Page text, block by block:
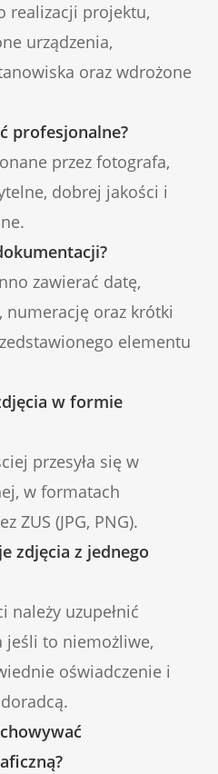
realizacji projektu,
urządzenia,
oraz wdrożone
profesjonalne?
przez fotografa,
dobrej jakości i
zawierać datę,
numerację oraz krótki
elementu
w formie
przesyła się w
w formatach
ZUS (JPG, PNG).
zdjęcia z jednego
należy uzupełnić
jeśli to niemożliwe,
oświadczenie i